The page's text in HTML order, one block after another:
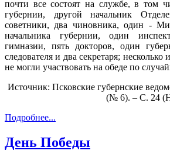
почти все состоят на службе, в том
губернии, другой начальник
советники, два чиновника, один -
начальника губернии, один
гимназии, пять докторов, один
следователя и два секретаря;
не могли участвовать на обеде по
Источник: Псковские губернские
(№ 6). – С. 24
Подробнее...
День Победы